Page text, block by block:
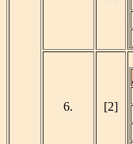
6. [2]